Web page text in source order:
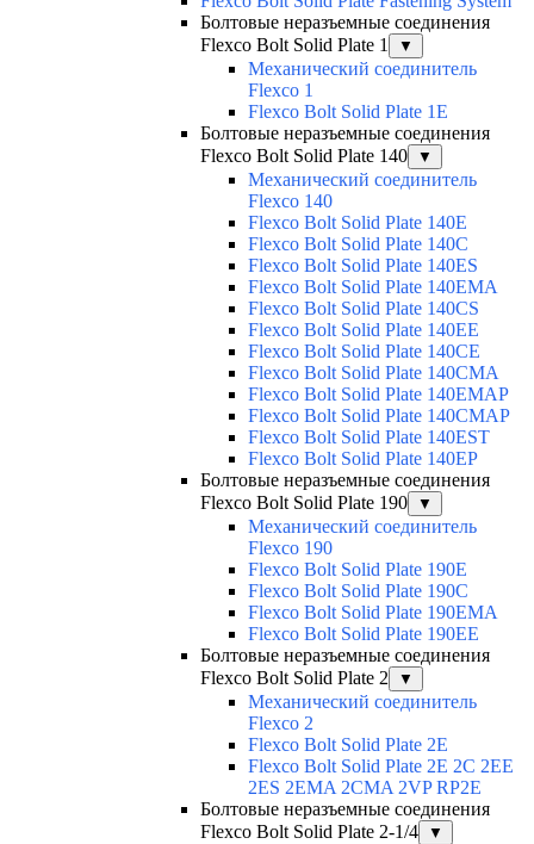
Болтовые неразъемные соединения
Flexco Bolt Solid Plate 1
▼
Механический соединитель
Flexco 1
Flexco Bolt Solid Plate 1E
Болтовые неразъемные соединения
Flexco Bolt Solid Plate 140
▼
Механический соединитель
Flexco 140
Flexco Bolt Solid Plate 140E
Flexco Bolt Solid Plate 140C
Flexco Bolt Solid Plate 140ES
Flexco Bolt Solid Plate 140EMA
Flexco Bolt Solid Plate 140CS
Flexco Bolt Solid Plate 140EE
Flexco Bolt Solid Plate 140CE
Flexco Bolt Solid Plate 140CMA
Flexco Bolt Solid Plate 140EMAP
Flexco Bolt Solid Plate 140CMAP
Flexco Bolt Solid Plate 140EST
Flexco Bolt Solid Plate 140EP
Болтовые неразъемные соединения
Flexco Bolt Solid Plate 190
▼
Механический соединитель
Flexco 190
Flexco Bolt Solid Plate 190E
Flexco Bolt Solid Plate 190C
Flexco Bolt Solid Plate 190EMA
Flexco Bolt Solid Plate 190EE
Болтовые неразъемные соединения
Flexco Bolt Solid Plate 2
▼
Механический соединитель
Flexco 2
Flexco Bolt Solid Plate 2E
Flexco Bolt Solid Plate 2Е 2С 2ЕЕ
2ES 2EMA 2CMA 2VP RP2E
Болтовые неразъемные соединения
Flexco Bolt Solid Plate 2-1/4
▼